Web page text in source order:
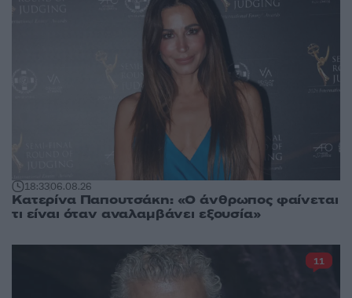
18:3306.08.26
Κατερίνα Παπουτσάκη: «Ο άνθρωπος φαίνεται
τι είναι όταν αναλαμβάνει εξουσία»
11